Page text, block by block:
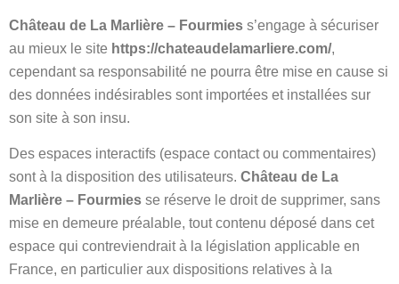
Château de La Marlière – Fourmies s’engage à sécuriser
au mieux le site https://chateaudelamarliere.com/,
cependant sa responsabilité ne pourra être mise en cause si
des données indésirables sont importées et installées sur
son site à son insu.
Des espaces interactifs (espace contact ou commentaires)
sont à la disposition des utilisateurs. Château de La
Marlière – Fourmies se réserve le droit de supprimer, sans
mise en demeure préalable, tout contenu déposé dans cet
espace qui contreviendrait à la législation applicable en
France, en particulier aux dispositions relatives à la